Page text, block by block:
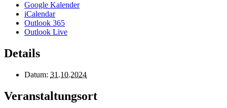
Google Kalender
iCalendar
Outlook 365
Outlook Live
Details
Datum: 31.10.2024
Veranstaltungsort